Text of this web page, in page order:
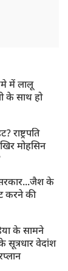
में लालू
के साथ हो
मोहसिन
के
करने की
के सामने
वेदांश